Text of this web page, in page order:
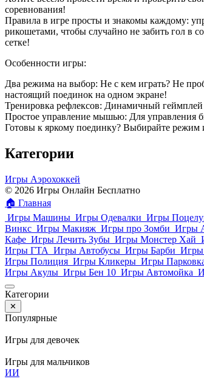
соревнования!
Правила в игре просты и знакомы каждому:
рикошетами, чтобы случайно не забить гол в
сетке!
Особенности игры:
Два режима на выбор: Не с кем играть? Не
настоящий поединок на одном экране!
Тренировка рефлексов: Динамичный геймплей
Простое управление мышью: Для управления
Готовы к яркому поединку? Выбирайте режим
Категории
Игры Аэрохоккей
© 2026 Игры Онлайн Бесплатно
🏠 Главная
Игры Машины Игры Одевалки Игры
Винкс Игры Макияж Игры про Зомби Игры
Кафе Игры Лечить Зубы Игры Монстер Хай
Игры ГТА Игры Автобусы Игры Барби Игры
Игры Полиция Игры Кликеры Игры
Игры Акулы Игры Бен 10 Игры Автомойка
Категории
✕
Популярные
Игры для девочек
Игры для мальчиков
ИИ